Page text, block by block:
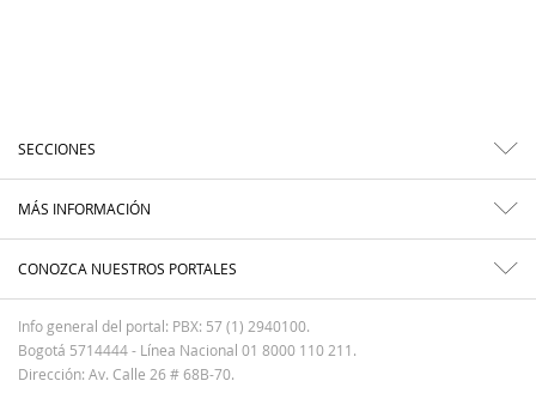
SECCIONES
MÁS INFORMACIÓN
CONOZCA NUESTROS PORTALES
Info general del portal: PBX: 57 (1) 2940100.
Bogotá 5714444 - Línea Nacional 01 8000 110 211.
Dirección: Av. Calle 26 # 68B-70.